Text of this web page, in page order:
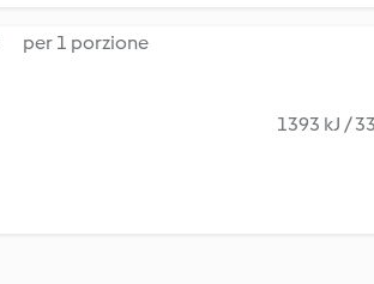
per 1 porzione
1393 kJ /